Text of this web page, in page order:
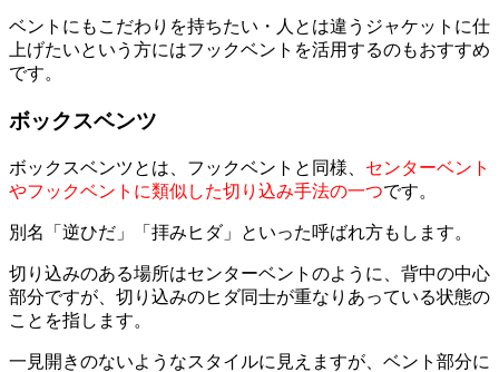
ベントにもこだわりを持ちたい・人とは違うジャケットに仕
上げたいという方にはフックベントを活用するのもおすすめ
です。
ボックスベンツ
ボックスベンツとは、フックベントと同様、 センターベント
やフックベントに類似した切り込み手法の一つです。
別名「逆ひだ」「拝みヒダ」といった呼ばれ方もします。
切り込みのある場所はセンターベントのように、背中の中心
部分ですが、切り込みのヒダ同士が重なりあっている状態の
ことを指します。
一見開きのないようなスタイルに見えますが、ベント部分に